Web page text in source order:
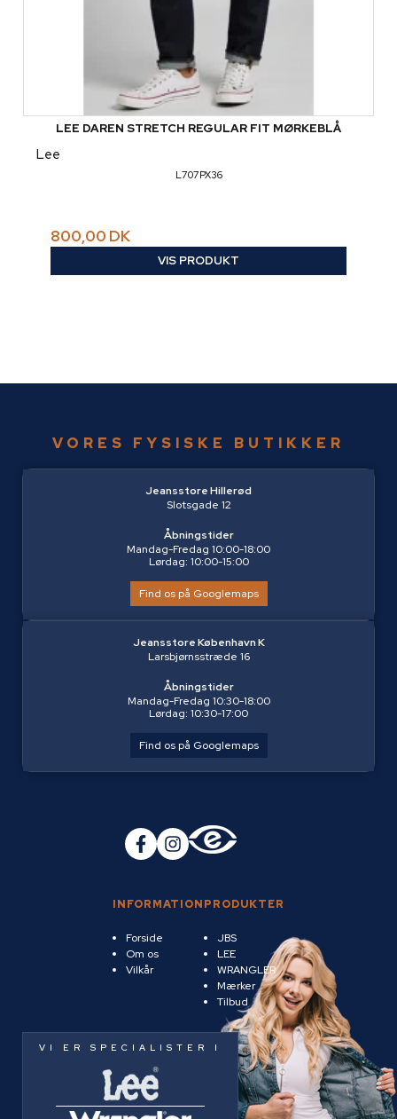
LEE DAREN STRETCH REGULAR FIT MØRKEBLÅ
Lee
L707PX36
800,00 DK
VIS PRODUKT
VORES FYSISKE BUTIKKER
Jeansstore Hillerød
Slotsgade 12
Åbningstider
Mandag-Fredag 10:00-18:00
Lørdag: 10:00-15:00
Find os på Googlemaps
Jeansstore København K
Larsbjørnsstræde 16
Åbningstider
Mandag-Fredag 10:30-18:00
Lørdag: 10:30-17:00
Find os på Googlemaps
INFORMATION
Forside
Om os
Vilkår
PRODUKTER
JBS
LEE
WRANGLER
Mærker
Tilbud
VI ER SPECIALISTER I